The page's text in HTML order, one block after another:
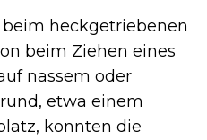
heckgetriebenen
beim Ziehen eines
nassem oder
etwa einem
konnten die